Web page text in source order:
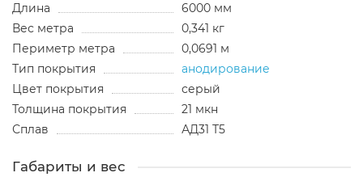
Длина
6000 мм
Вес метра
0,341 кг
Периметр метра
0,0691 м
Тип покрытия
анодирование
Цвет покрытия
серый
Толщина покрытия
21 мкн
Сплав
АД31 Т5
Габариты и вес